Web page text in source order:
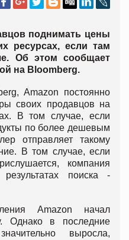
поднимать цены
ресурсах, если там
Об этом сообщает
на Bloomberg.
Amazon постоянно
своих продавцов на
В том случае, если
по более дешевым
отправляет такому
В том случае, если
компания
поиска -
Amazon начал
Однако в последние
выросла,